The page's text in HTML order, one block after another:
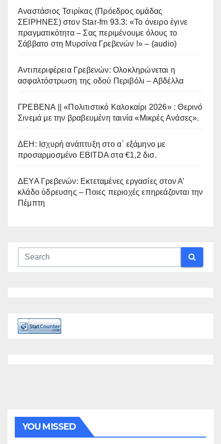
Αναστάσιος Τσιρίκας (Πρόεδρος ομάδας
ΣΕΙΡΗΝΕΣ) στον Star-fm 93.3: «Το όνειρο έγινε
πραγματικότητα – Σας περιμένουμε όλους το
Σάββατο στη Μυρσίνα Γρεβενών !» – (audio)
Αντιπεριφέρεια Γρεβενών: Ολοκληρώνεται η
ασφαλτόστρωση της οδού Περιβόλι – Αβδέλλα
ΓΡΕΒΕΝΑ || «Πολιτιστικό Καλοκαίρι 2026» : Θερινό
Σινεμά με την βραβευμένη ταινία «Μικρές Ανάσες».
ΔΕΗ: Ισχυρή ανάπτυξη στο α΄ εξάμηνο με
προσαρμοσμένο EBITDA στα €1,2 δισ.
ΔΕΥΑ Γρεβενών: Εκτεταμένες εργασίες στον Α’
κλάδο ύδρευσης – Ποιες περιοχές επηρεάζονται την
Πέμπτη
YOU MISSED